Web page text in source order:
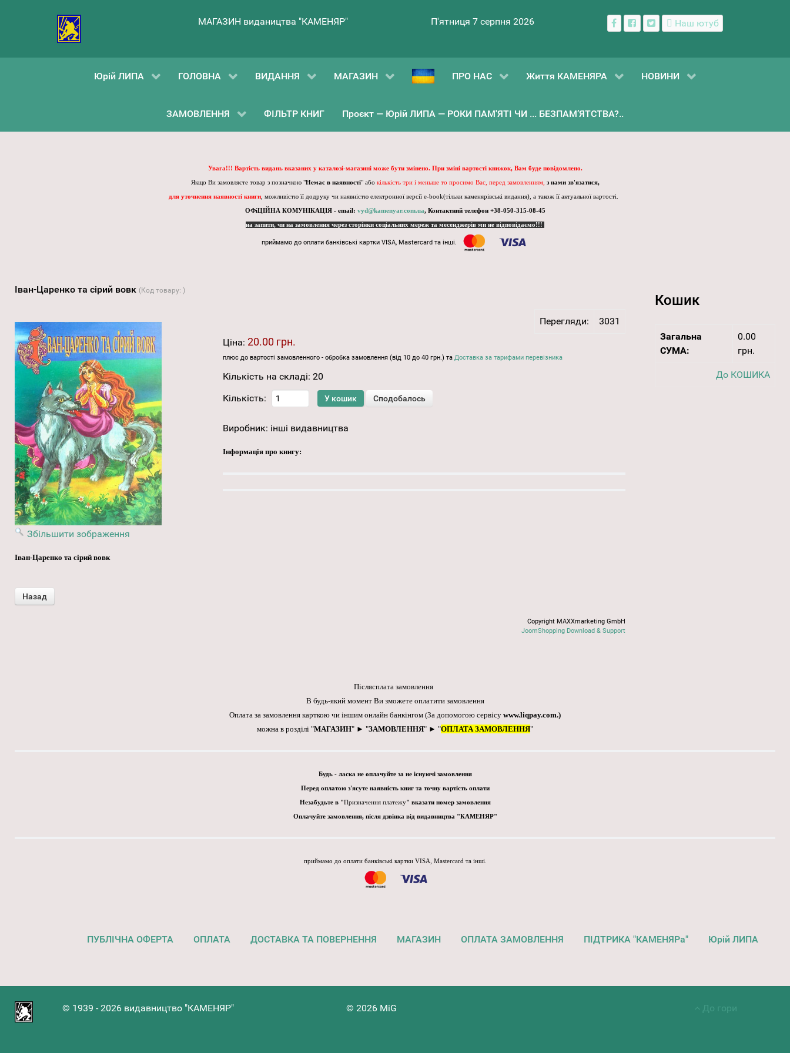
МАГАЗИН видаництва "КАМЕНЯР" П'ятниця 7 серпня 2026 Наш ютуб
Юрій ЛИПА ГОЛОВНА ВИДАННЯ МАГАЗИН ПРО НАС Життя КАМЕНЯРА НОВИНИ
ЗАМОВЛЕННЯ ФІЛЬТР КНИГ Проєкт — Юрій ЛИПА — РОКИ ПАМ'ЯТІ ЧИ ... БЕЗПАМ’ЯТСТВА?..
Увага!!! Вартість видань вказаних у каталозі-магазині може бути змінено. При зміні вартості книжок, Вам буде повідомлено.
Якщо Ви замовляєте товар з позначкою "Немає в наявності" або кількість три і меньше то просимо Вас, перед замовленням, з нами зв'язатися,
для уточнення наявності книги, можливістю її додруку чи наявністю електронної версії e-book(тільки каменярівські видання), а також її актуальної вартості.
ОФіЦІЙНА КОМУНІКАЦІЯ - email: vyd@kamenyar.com.ua, Контактний телефон +38-050-315-08-45
на запити, чи на замовлення через сторінки соціальних мереж та месенджерів ми не відповідаємо!!!
приймамо до оплати банківські картки VISA, Mastercard та інші.
Іван-Царенко та сірий вовк (Код товару: )
Перегляди: 3031
Збільшити зображення
Ціна: 20.00 грн.
плюс до вартості замовленного - обробка замовлення (від 10 до 40 грн.) та Доставка за тарифами перевізника
Кількість на складі: 20
Кількість:
Виробник: інші видавництва
Інформація про книгу:
Іван-Царенко та сірий вовк
Copyright MAXXmarketing GmbH
JoomShopping Download & Support
Кошик
Загальна
СУМА:
0.00
грн.
До КОШИКА
Післясплата замовлення
В будь-який момент Ви зможете оплатити замовлення
Оплата за замовлення карткою чи іншим онлайн банкінгом (За допомогою сервісу www.liqpay.com.)
можна в розділі "МАГАЗИН" ► "ЗАМОВЛЕННЯ" ► "ОПЛАТА ЗАМОВЛЕННЯ"
Будь - ласка не оплачуйте за не існуючі замовлення
Перед оплатою з'ясуте наявність книг та точну вартість оплати
Незабудьте в "Призначення платежу" вказати номер замовлення
Оплачуйте замовлення, після дзвінка від видавництва "КАМЕНЯР"
приймамо до оплати банківські картки VISA, Mastercard та інші.
ПУБЛІЧНА ОФЕРТА ОПЛАТА ДОСТАВКА ТА ПОВЕРНЕННЯ МАГАЗИН ОПЛАТА ЗАМОВЛЕННЯ ПІДТРИКА "КАМЕНЯРа" Юрій ЛИПА
© 1939 - 2026 видавництво "КАМЕНЯР" © 2026 MiG До гори